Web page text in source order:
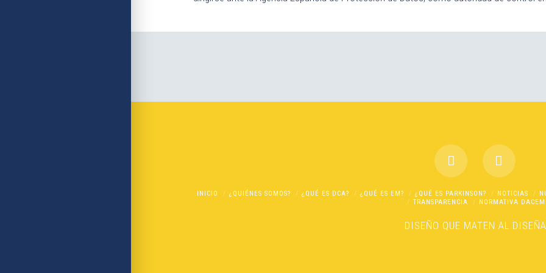
INICIO ¿QUIÉNES SOMOS? ¿QUÉ ES DCA? ¿QUÉ ES EM? ¿QUÉ ES PARKINSON? NOTICIAS
TRANSPARENCIA
NORMATIVA DACEM
DISEÑO QUE MATEN AL